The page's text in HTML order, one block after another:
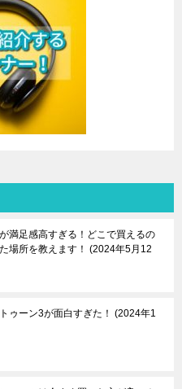
満足感高すぎる！どこで買えるの
場所を教えます！
2024年5月12
ゥーン3が面白すぎた！
2024年1